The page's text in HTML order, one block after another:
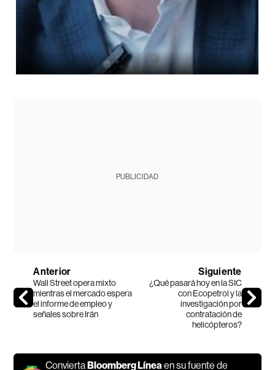
PUBLICIDAD
Anterior
Wall Street opera mixto
mientras el mercado espera
el informe de empleo y
señales sobre Irán
Siguiente
¿Qué pasará hoy en la SIC
con Ecopetrol y la
investigación por
contratación de
helicópteros?
ConviertaBloomberg Línea en su fuente de